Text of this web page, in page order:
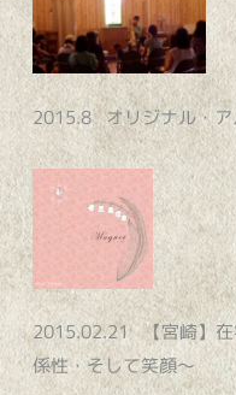
2015.8 オリジナル・ア
2015.02.21 【宮崎】在
係性・そして笑顔～